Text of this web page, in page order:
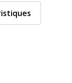
de papier